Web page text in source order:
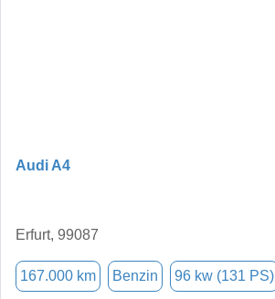
Audi A4
Erfurt, 99087
167.000 km Benzin 96 kw (131 PS)